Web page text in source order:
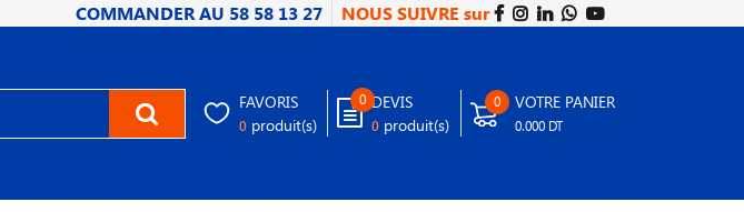
COMMANDER AU 58 58 13 27 NOUS SUIVRE sur
FAVORIS
0 produit(s)
0 DEVIS
0 produit(s)
0 VOTRE PANIER
0.000 DT